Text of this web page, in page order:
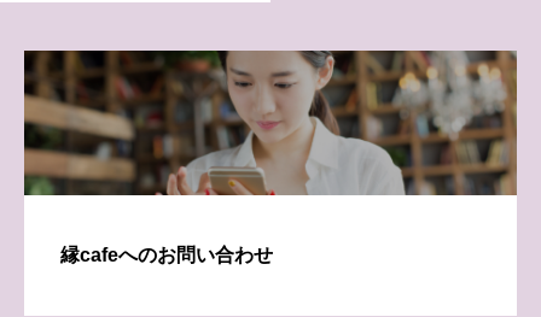
縁cafeへのお問い合わせ